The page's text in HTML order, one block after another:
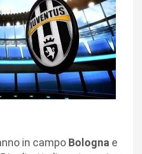
in campo Bologna e